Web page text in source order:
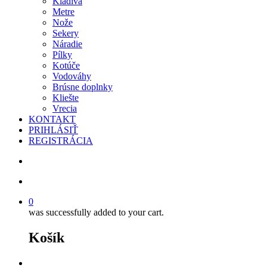
Metre
Nože
Sekery
Náradie
Pílky
Kotúče
Vodováhy
Brúsne doplnky
Kliešte
Vrecia
KONTAKT
PRIHLÁSIŤ
REGISTRÁCIA
0
was successfully added to your cart.
Košík